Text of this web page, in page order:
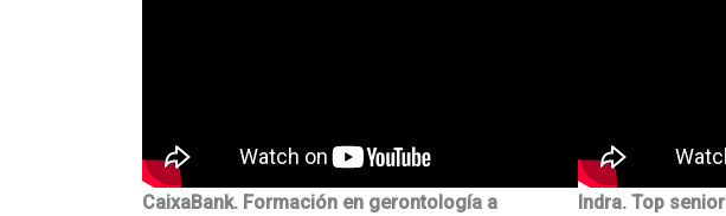
CaixaBank. Formación en gerontología a
Indra. Top senior